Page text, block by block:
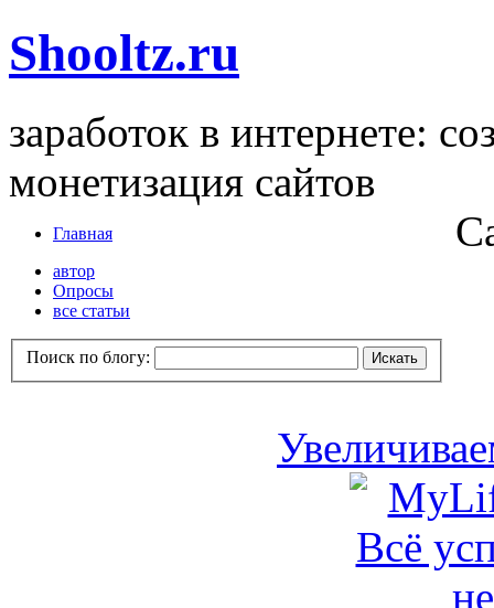
Shooltz.ru
заработок в интернете:
монетизация сайтов
Главная
автор
Опросы
все статьи
Поиск по блогу: